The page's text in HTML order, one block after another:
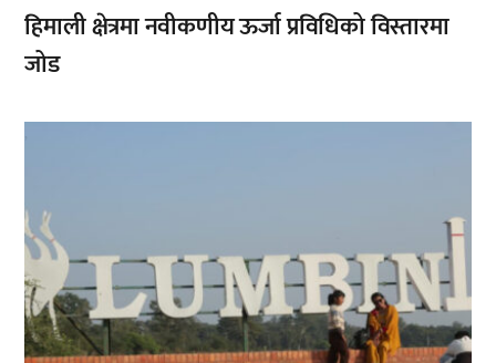
हिमाली क्षेत्रमा नवीकणीय ऊर्जा प्रविधिको विस्तारमा
जोड